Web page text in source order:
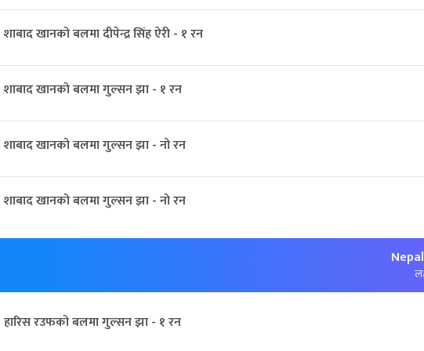
शाबाद खानको बलमा दीपेन्द्र सिंह ऐरी - १ रन
शाबाद खानको बलमा गुल्सन झा - १ रन
शाबाद खानको बलमा गुल्सन झा - नो रन
शाबाद खानको बलमा गुल्सन झा - नो रन
हारिस रउफको बलमा गुल्सन झा - १ रन